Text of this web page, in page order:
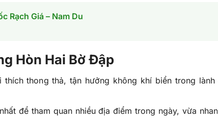
Rạch Giá – Nam Du
Hòn Hai Bờ Đập
thích thong thả, tận hưởng không khí biển trong
để tham quan nhiều địa điểm trong ngày, vừa